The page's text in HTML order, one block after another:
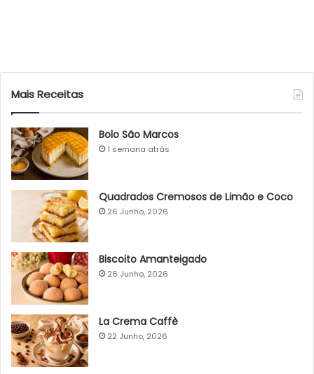
Mais Receitas
Bolo São Marcos
1 semana atrás
Quadrados Cremosos de Limão e Coco
26 Junho, 2026
Biscoito Amanteigado
26 Junho, 2026
La Crema Caffè
22 Junho, 2026